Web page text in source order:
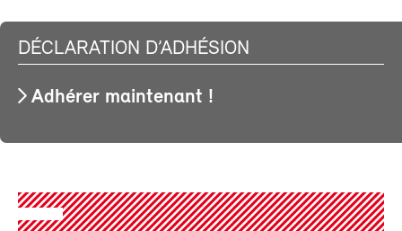
DÉCLARATION D’ADHÉSION
Adhérer maintenant !